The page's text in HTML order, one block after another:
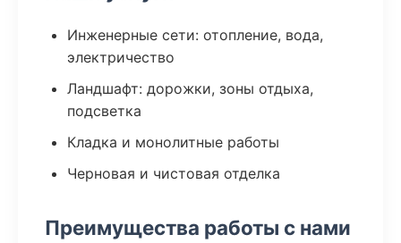
Инженерные сети: отопление, вода,
электричество
Ландшафт: дорожки, зоны отдыха,
подсветка
Кладка и монолитные работы
Черновая и чистовая отделка
Преимущества работы с нами